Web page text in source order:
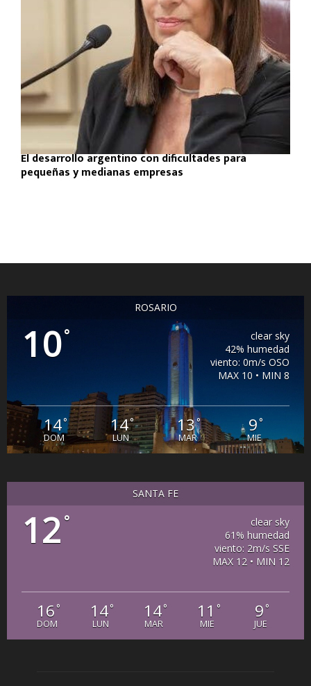
El desarrollo argentino con dificultades para
pequeñas y medianas empresas
ROSARIO
10°
clear sky
42% humedad
viento: 0m/s OSO
MAX 10 • MIN 8
14°
DOM
14°
LUN
13°
MAR
9°
MIE
SANTA FE
12 °
clear sky
61% humedad
viento: 2m/s SSE
MAX 12 • MIN 12
16 °
DOM
14°
LUN
14°
MAR
11 °
MIE
9 °
JUE